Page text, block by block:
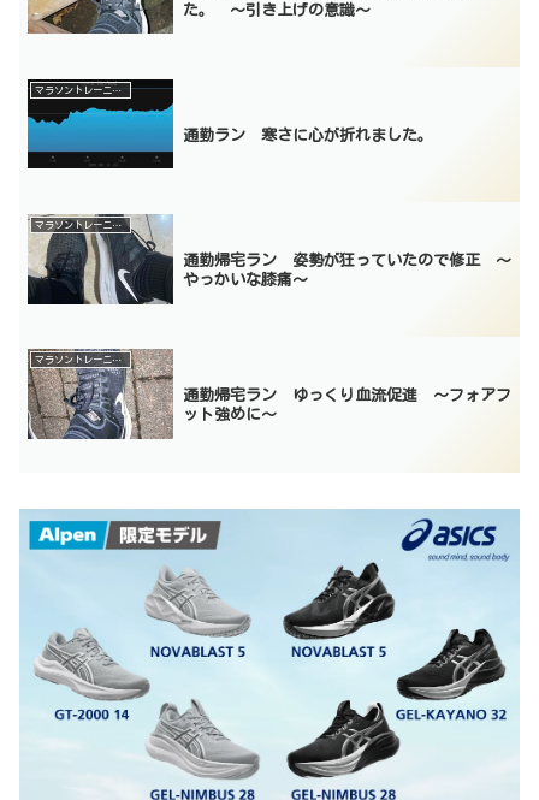
た。 〜引き上げの意識〜
マラソントレーニング
通勤ラン 寒さに心が折れました。
マラソントレーニング
通勤帰宅ラン 姿勢が狂っていたので修正 〜
やっかいな膝痛〜
マラソントレーニング
通勤帰宅ラン ゆっくり血流促進 〜フォアフ
ット強めに〜